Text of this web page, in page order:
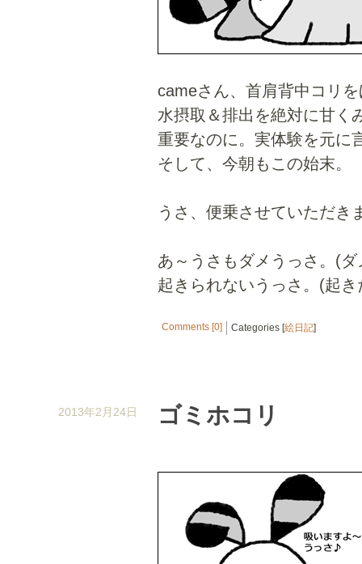
cameさん、首肩背中コリ
水摂取＆排出を絶対に甘く
重要なのに。実体験を元に
そして、今朝もこの始末。
うさ、便乗させていただき
あ～うさもダメうっさ。(
起きられないうっさ。(起
Comments [0] Categories [絵日記]
2013年2月24日 ゴミホコリ